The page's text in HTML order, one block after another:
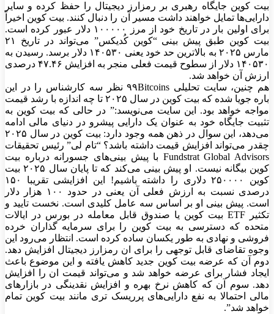
بیت کوین جایگاه رهبری بر رمزارز دیجیتال را حفظ کرده و سایر
دارایی‌ها تمایل خواهند داشت مسیر آن را دنبال کنند. بیت کوین اخیراً
برای اولین بار در تاریخ خود از مرز ۱۰۰۰۰۰ دلار عبور کرده است.
بیت کوین طبق پیش بینی “کوین کُدیکس” می‌تواند در تاریخ ۲۱
مارس ۲۰۲۵ به بالاترین حد خود یعنی ۱۴۰۵۳۰ دلار برسد. رسیدن به
۱۴۰۵۳۰ دلار از سطوح قیمت فعلی منجر به افزایش ۴۷.۴۶ درصدی
ارزش آن خواهد شد.
هم چنین، سایت تحلیلی ۹۹Bitcoins نظر سه کارشناس را در این
باره جویا شده که بیت کوین در سال ۲۰۲۵ تا چه اندازه با رشد قیمت
مواجه خواهد بود. این سایت می‌نویسد:” در حالی که بیت کوین به
تثبیت جایگاه خود به عنوان یک دارایی پیشرو در دنیای مالی ادامه
می‌دهد، این سوال در ذهن همه وجود دارد: بیت کوین در سال ۲۰۲۵
چقدر می‌تواند افزایش قیمت داشته باشد؟ “تام لی” رئیس تحقیقات
Fundstrat Global Advisors با پیش بینی‌های جسورانه درباره بیت
کوین بیگانه نیست. او پیش بینی می‌کند که تا پایان سال ۲۰۲۵ بیت
کوین ۲۵۰۰۰۰ دلاری را داشته باشیم! این افزایشی تقریبا ۱۵۰
درصدی نسبت به ارزش فعلی آن یعنی در حدود ۱۰۰ هزار دلار
است. پیش بینی او بر اساس سه عامل کلیدی است. نخست تایید و
تکثیر ETF بیت کوین یا صندوق قابل معامله در بورس در ایالات
متحده که دسترسی به بیت کوین را برای سرمایه گذاران خرده
فروشی و نهادی به طور یکسان ساده کرده است. انتظار می‌رود این
وجوه تقاضای قابل توجهی را برای ان رمزارز دیجیتال افزایش دهد.
دوم آن که عرضه بیت کوین جدید کاهش یافته و این موضوع باعث
ایجاد فشار برای عرضه خواهد شد و می‌تواند قیمت ان را افزایش
دهد. سوم آن که کاهش نرخ بهره و افزایش نقدینگی در بازار‌های
مالی احتمالا به نفع دارایی‌های پرریسک تری مانند بیت کوین تمام
خواهد شد”.